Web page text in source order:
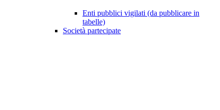
Enti pubblici vigilati (da pubblicare in
tabelle)
Società partecipate